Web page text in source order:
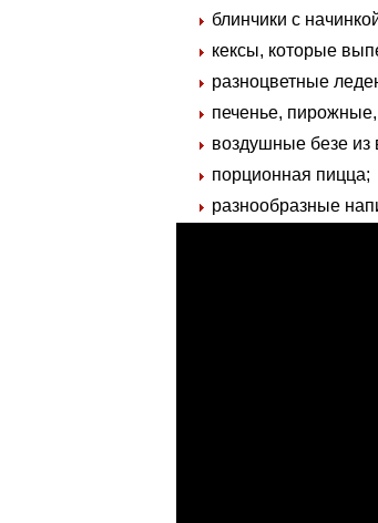
блинчики с
кексы, которые
разноцветные
печенье,
воздушные безе из
порционная пицца;
разнообразные